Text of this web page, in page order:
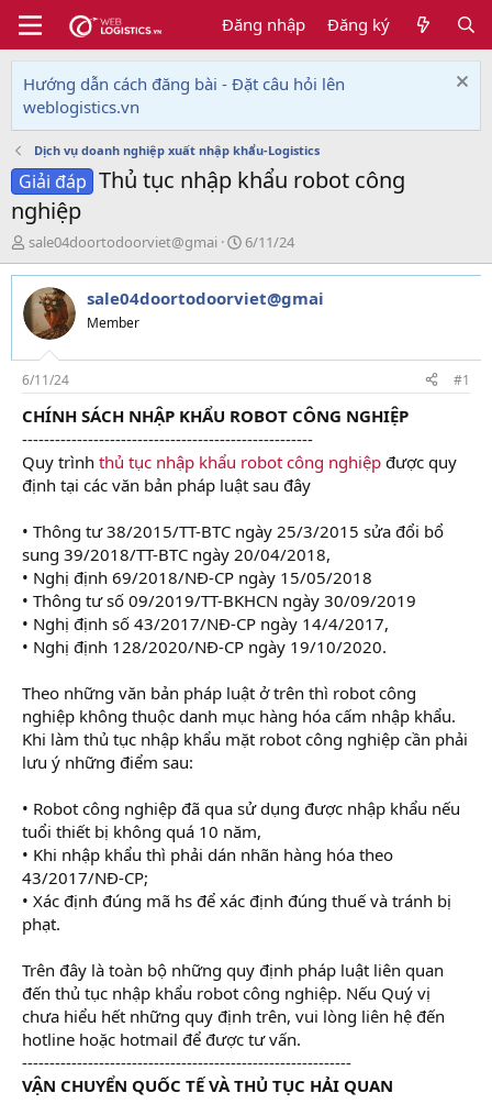
Đăng nhập Đăng ký
Hướng dẫn cách đăng bài - Đặt câu hỏi lên
weblogistics.vn
Dịch vụ doanh nghiệp xuất nhập khẩu-Logistics
Giải đáp Thủ tục nhập khẩu robot công
nghiệp
T
h
r
e
a
d
s
t
a
r
t
e
r
sale04doortodoorviet@gmai
N
g
à
y
i
6/11/24
sale04doortodoorviet@gmai
Member
6/11/24 #1
CHÍNH SÁCH NHẬP KHẨU ROBOT CÔNG NGHIỆP
-----------------------------------------------------
Quy trình thủ tục nhập khẩu robot công nghiệp được quy
định tại các văn bản pháp luật sau đây
• Thông tư 38/2015/TT-BTC ngày 25/3/2015 sửa đổi bổ
sung 39/2018/TT-BTC ngày 20/04/2018,
• Nghị định 69/2018/NĐ-CP ngày 15/05/2018
• Thông tư số 09/2019/TT-BKHCN ngày 30/09/2019
• Nghị định số 43/2017/NĐ-CP ngày 14/4/2017,
• Nghị định 128/2020/NĐ-CP ngày 19/10/2020.
Theo những văn bản pháp luật ở trên thì robot công
nghiệp không thuộc danh mục hàng hóa cấm nhập khẩu.
Khi làm thủ tục nhập khẩu mặt robot công nghiệp cần phải
lưu ý những điểm sau:
• Robot công nghiệp đã qua sử dụng được nhập khẩu nếu
tuổi thiết bị không quá 10 năm,
• Khi nhập khẩu thì phải dán nhãn hàng hóa theo
43/2017/NĐ-CP;
• Xác định đúng mã hs để xác định đúng thuế và tránh bị
phạt.
Trên đây là toàn bộ những quy định pháp luật liên quan
đến thủ tục nhập khẩu robot công nghiệp. Nếu Quý vị
chưa hiểu hết những quy định trên, vui lòng liên hệ đến
hotline hoặc hotmail để được tư vấn.
------------------------------------------------------------
VẬN CHUYỂN QUỐC TẾ VÀ THỦ TỤC HẢI QUAN